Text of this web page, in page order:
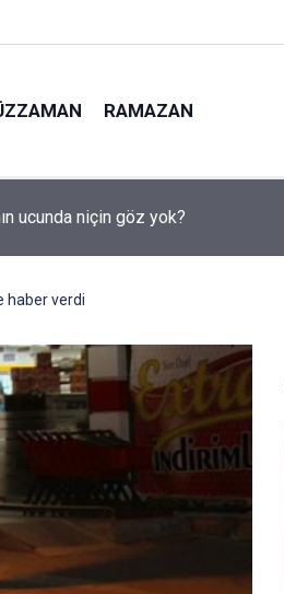
RAMAZAN
Ortak Savunma Anlaşması
haber verdi